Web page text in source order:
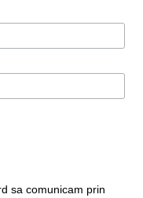
sa comunicam prin